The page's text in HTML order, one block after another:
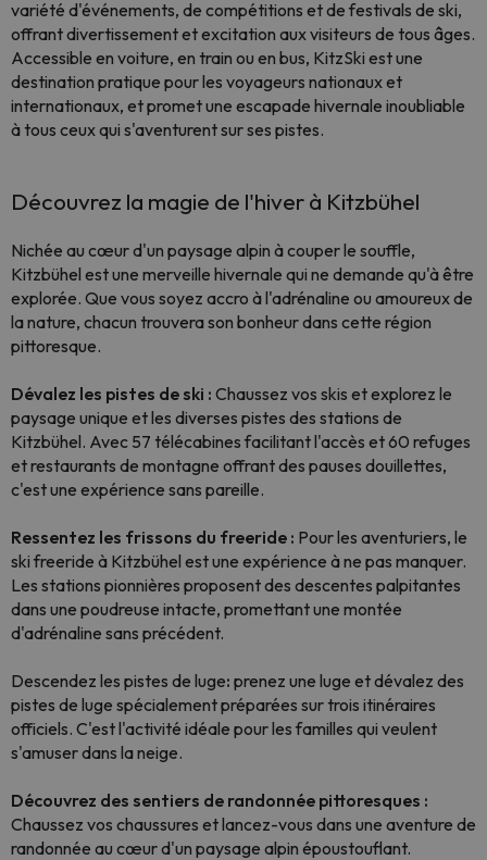
variété d'événements, de compétitions et de festivals de ski,
offrant divertissement et excitation aux visiteurs de tous âges.
Accessible en voiture, en train ou en bus, KitzSki est une
destination pratique pour les voyageurs nationaux et
internationaux, et promet une escapade hivernale inoubliable
à tous ceux qui s'aventurent sur ses pistes.
Découvrez la magie de l'hiver à Kitzbühel
Nichée au cœur d'un paysage alpin à couper le souffle,
Kitzbühel est une merveille hivernale qui ne demande qu'à être
explorée. Que vous soyez accro à l'adrénaline ou amoureux de
la nature, chacun trouvera son bonheur dans cette région
pittoresque.
Dévalez les pistes de ski : Chaussez vos skis et explorez le
paysage unique et les diverses pistes des stations de
Kitzbühel. Avec 57 télécabines facilitant l'accès et 60 refuges
et restaurants de montagne offrant des pauses douillettes,
c'est une expérience sans pareille.
Ressentez les frissons du freeride : Pour les aventuriers, le
ski freeride à Kitzbühel est une expérience à ne pas manquer.
Les stations pionnières proposent des descentes palpitantes
dans une poudreuse intacte, promettant une montée
d'adrénaline sans précédent.
Descendez les pistes de luge: prenez une luge et dévalez des
pistes de luge spécialement préparées sur trois itinéraires
officiels. C'est l'activité idéale pour les familles qui veulent
s'amuser dans la neige.
Découvrez des sentiers de randonnée pittoresques :
Chaussez vos chaussures et lancez-vous dans une aventure de
randonnée au cœur d'un paysage alpin époustouflant.